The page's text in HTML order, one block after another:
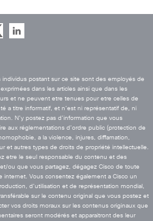
postant sur ce site sont des employés de
dans les articles ainsi que dans les
et ne peuvent etre tenues pour etre celles de
a titre informatif, et n’est ni représentatif de, ni
N’y postez pas d’information que vous
aux réglementations d’ordre public (protection de
a la violence, injures, diffamation,
et autres types de droits de propriété intellectuelle.
etre le seul responsable du contenu et des
ou que vous partagez, dégagez Cisco de toute
internet. Vous consentez également a Cisco un
d’utilisation et de représentation mondial,
sur le contenu original que vous postez et
vos droits moraux sur les contenus originaux que
seront modérés et apparaitront des leur